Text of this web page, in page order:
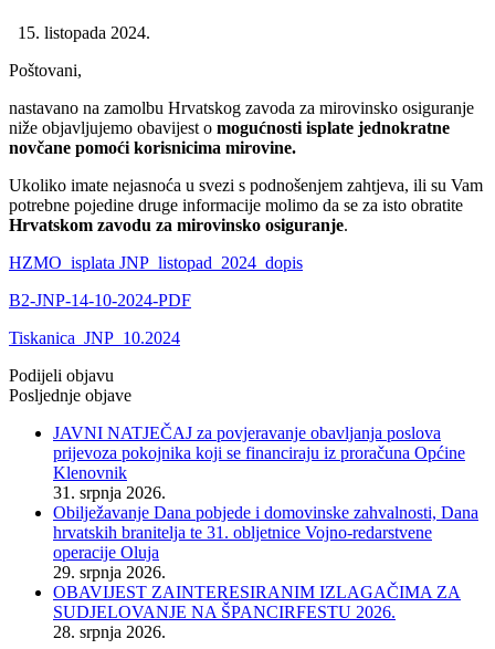
15. listopada 2024.
Poštovani,
nastavano na zamolbu Hrvatskog zavoda za mirovinsko osiguranje
niže objavljujemo obavijest o mogućnosti isplate jednokratne
novčane pomoći korisnicima mirovine.
Ukoliko imate nejasnoća u svezi s podnošenjem zahtjeva, ili su Vam
potrebne pojedine druge informacije molimo da se za isto obratite
Hrvatskom zavodu za mirovinsko osiguranje.
HZMO_isplata JNP_listopad_2024_dopis
B2-JNP-14-10-2024-PDF
Tiskanica_JNP_10.2024
Podijeli objavu
Posljednje objave
JAVNI NATJEČAJ za povjeravanje obavljanja poslova
prijevoza pokojnika koji se financiraju iz proračuna Općine
Klenovnik
31. srpnja 2026.
Obilježavanje Dana pobjede i domovinske zahvalnosti, Dana
hrvatskih branitelja te 31. obljetnice Vojno-redarstvene
operacije Oluja
29. srpnja 2026.
OBAVIJEST ZAINTERESIRANIM IZLAGAČIMA ZA
SUDJELOVANJE NA ŠPANCIRFESTU 2026.
28. srpnja 2026.